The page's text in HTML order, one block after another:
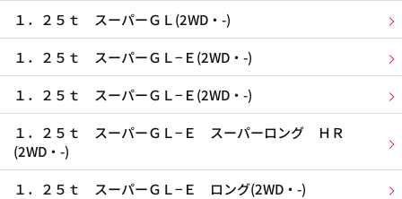
１．２５ｔ スーパーＧＬ(2WD・-)
１．２５ｔ スーパーＧＬ−Ｅ(2WD・-)
１．２５ｔ スーパーＧＬ−Ｅ(2WD・-)
１．２５ｔ スーパーＧＬ−Ｅ スーパーロング ＨＲ
(2WD・-)
１．２５ｔ スーパーＧＬ−Ｅ ロング(2WD・-)